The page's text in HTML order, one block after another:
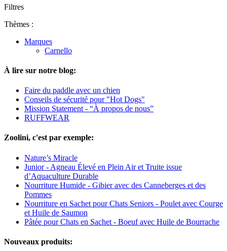
Filtres
Thèmes :
Marques
Carnello
À lire sur notre blog:
Faire du paddle avec un chien
Conseils de sécurité pour "Hot Dogs"
Mission Statement - “À propos de nous”
RUFFWEAR
Zoolini, c'est par exemple:
Nature’s Miracle
Junior - Agneau Élevé en Plein Air et Truite issue
d’Aquaculture Durable
Nourriture Humide - Gibier avec des Canneberges et des
Pommes
Nourriture en Sachet pour Chats Seniors - Poulet avec Courge
et Huile de Saumon
Pâtée pour Chats en Sachet - Boeuf avec Huile de Bourrache
Nouveaux produits: